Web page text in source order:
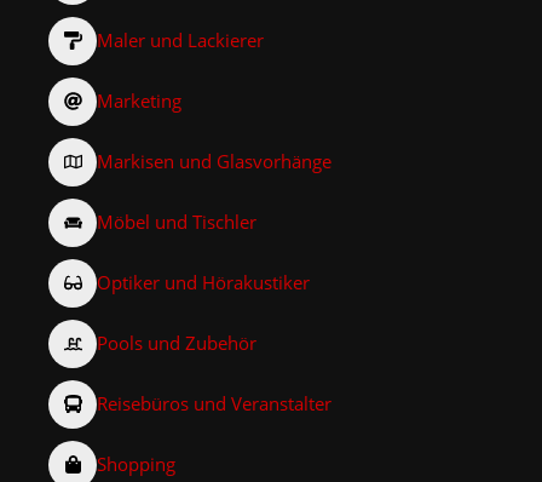
Maler und Lackierer
Marketing
Markisen und Glasvorhänge
Möbel und Tischler
Optiker und Hörakustiker
Pools und Zubehör
Reisebüros und Veranstalter
Shopping